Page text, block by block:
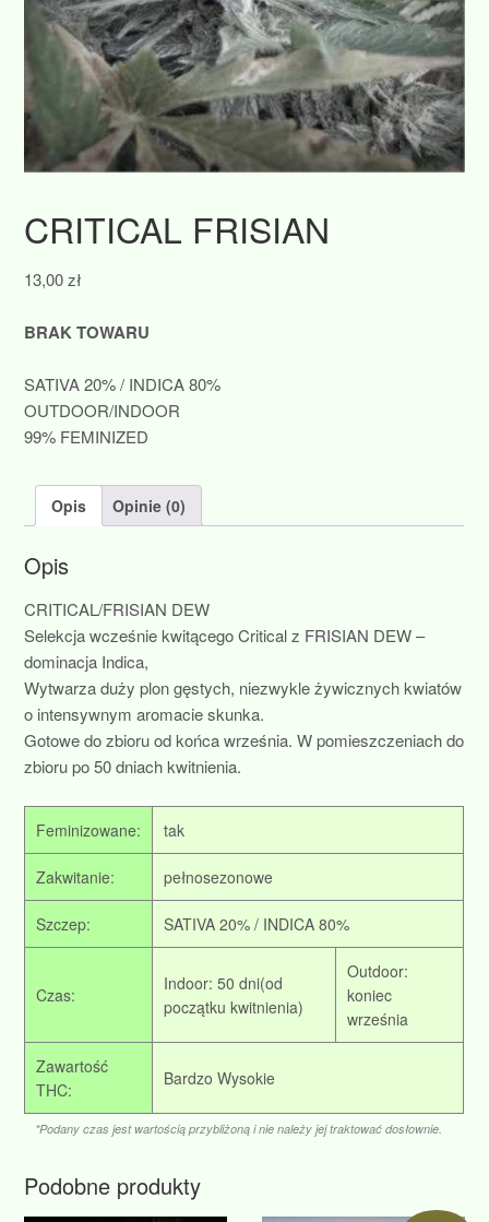
CRITICAL FRISIAN
13,00zł
BRAK TOWARU
SATIVA 20% / INDICA 80%
OUTDOOR/INDOOR
99% FEMINIZED
Opis Opinie (0)
Opis
CRITICAL/FRISIAN DEW
Selekcja wcześnie kwitącego Critical z FRISIAN DEW –
dominacja Indica,
Wytwarza duży plon gęstych, niezwykle żywicznych kwiatów
o intensywnym aromacie skunka.
Gotowe do zbioru od końca września. W pomieszczeniach do
zbioru po 50 dniach kwitnienia.
Feminizowane: tak
Zakwitanie: pełnosezonowe
Szczep: SATIVA 20% / INDICA 80%
Czas:
Indoor: 50 dni(od
początku kwitnienia)
Outdoor:
koniec
września
Zawartość
THC:
Bardzo Wysokie
*Podany czas jest wartością przybliżoną i nie należy jej traktować dosłownie.
Podobne produkty